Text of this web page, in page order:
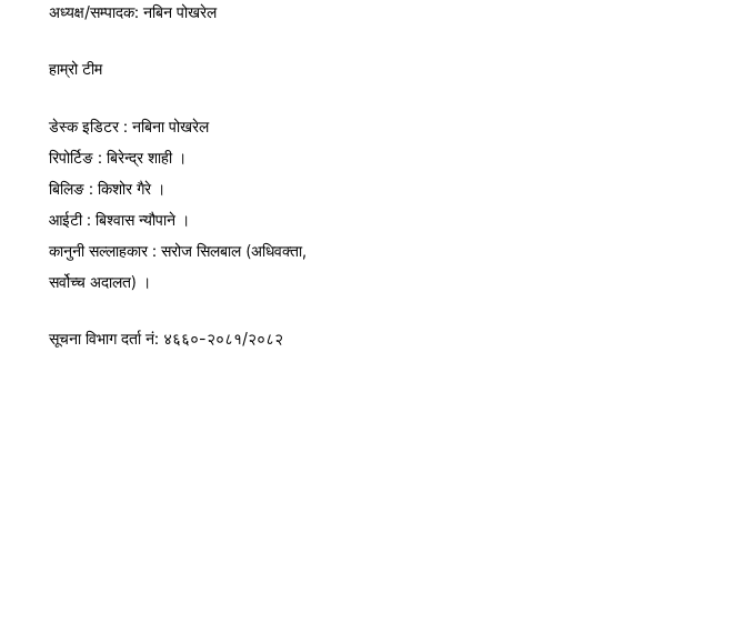
अध्यक्ष/सम्पादक: नबिन पोखरेल
हाम्रो टीम
डेस्क इडिटर : नबिना पोखरेल
रिपोर्टिङ : बिरेन्द्र शाही ।
बिलिङ : किशोर गैरे ।
आईटी : बिश्वास न्यौपाने ।
कानुनी सल्लाहकार : सरोज सिलबाल (अधिवक्ता,
सर्वोच्च अदालत) ।
सूचना विभागदर्ता नं: ४६६०-२०८१/२०८२